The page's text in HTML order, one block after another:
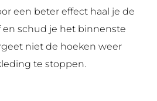
een beter effect haal je de
schud je het binnenste
niet de hoeken weer
te stoppen.